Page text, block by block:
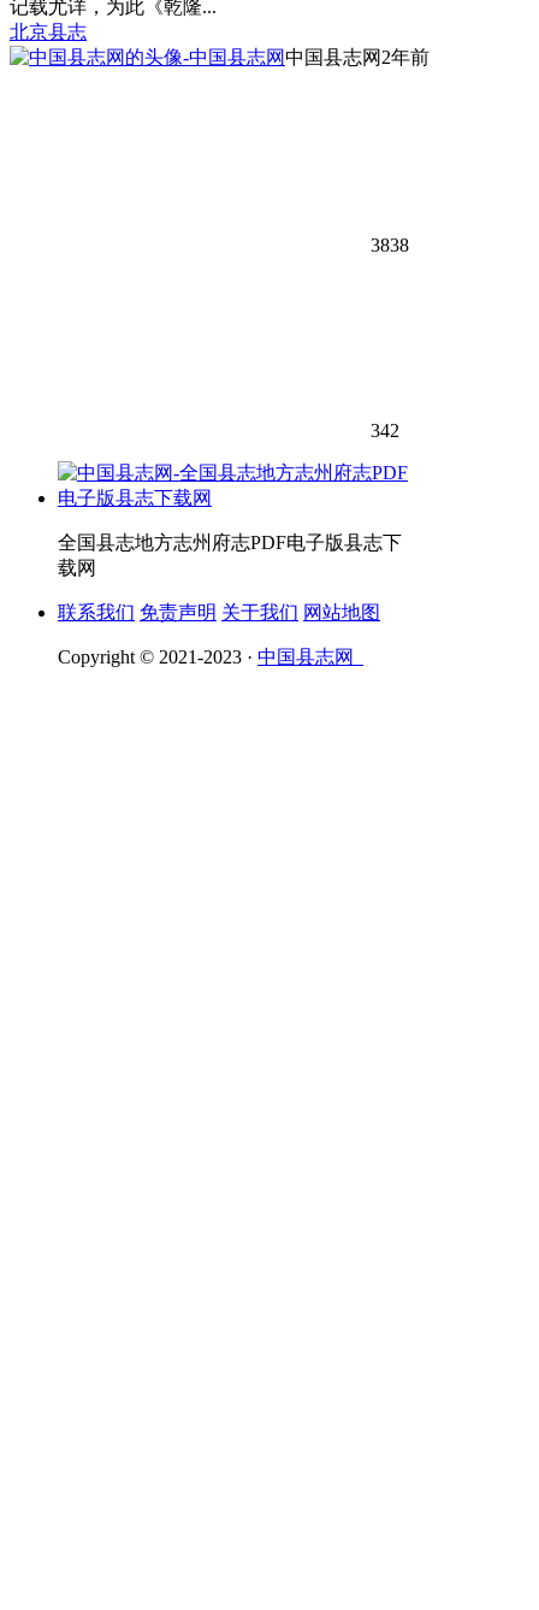
记载尤详，为此《乾隆...
北京县志
中国县志网 2年前
3838
342
全国县志地方志州府志PDF电子版县志下
载网
联系我们 免责声明 关于我们 网站地图
Copyright © 2021-2023 · 中国县志网